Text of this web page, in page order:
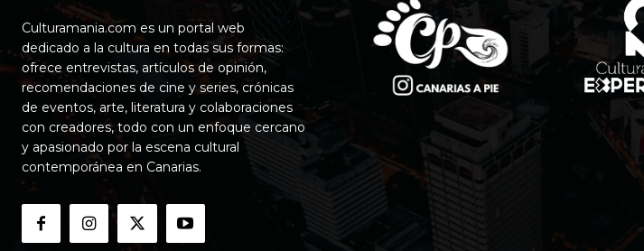
Culturamania.com es un portal web
dedicado a la cultura en todas sus formas:
ofrece entrevistas, artículos de opinión,
recomendaciones de cine y series, crónicas
de eventos, arte, literatura y colaboraciones
con creadores, todo con un enfoque cercano
y apasionado por la escena cultural
contemporánea en Canarias.